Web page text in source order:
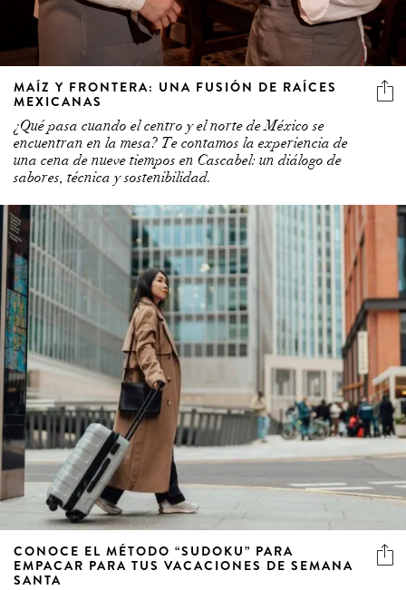
MAÍZ Y FRONTERA: UNA FUSIÓN DE RAÍCES
MEXICANAS
¿Qué pasa cuando el centro y el norte de México se
encuentran en la mesa? Te contamos la experiencia de
una cena de nueve tiempos en Cascabel: un diálogo de
sabores, técnica y sostenibilidad.
CONOCE EL MÉTODO “SUDOKU” PARA
EMPACAR PARA TUS VACACIONES DE SEMANA
SANTA